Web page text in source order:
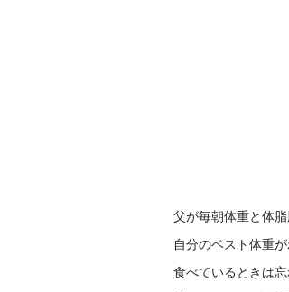
父が毎朝体重と体
自分のベスト体重
食べているときは忘